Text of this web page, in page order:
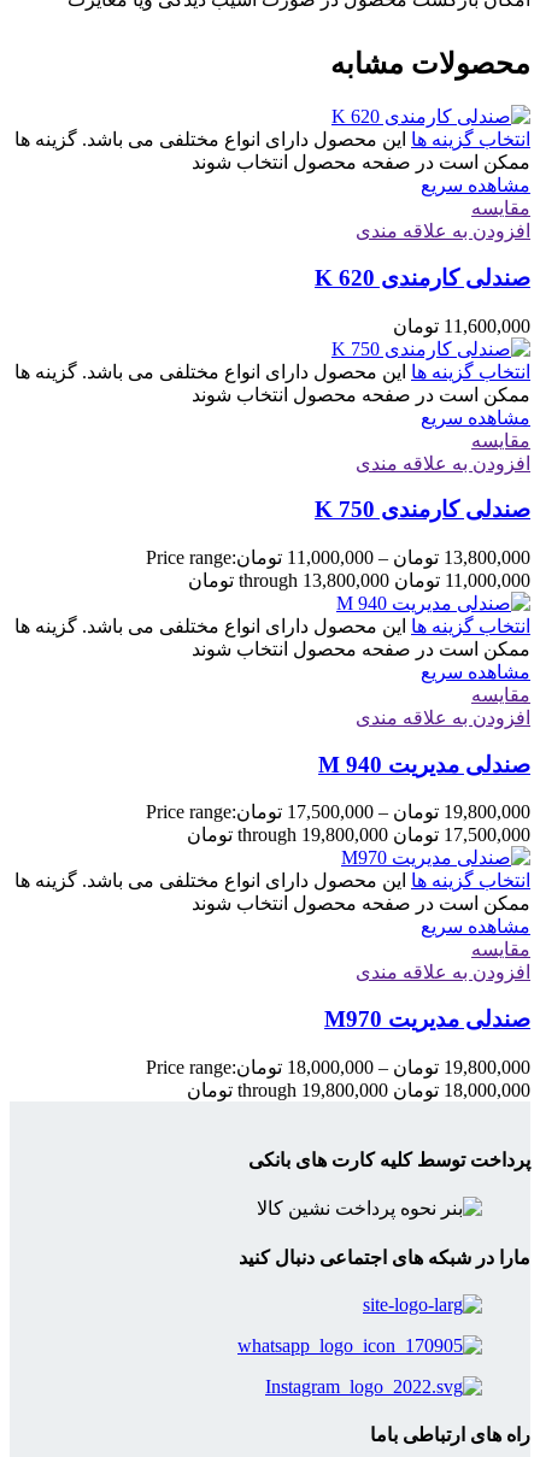
محصولات مشابه
انتخاب گزینه ها این محصول دارای انواع مختلفی می باشد. گزینه ها
ممکن است در صفحه محصول انتخاب شوند
مشاهده سریع
مقایسه
افزودن به علاقه مندی
صندلی کارمندی K 620
11,600,000 تومان
انتخاب گزینه ها این محصول دارای انواع مختلفی می باشد. گزینه ها
ممکن است در صفحه محصول انتخاب شوند
مشاهده سریع
مقایسه
افزودن به علاقه مندی
صندلی کارمندی K 750
13,800,000 تومان –
11,000,000 تومانPrice range:
11,000,000 تومان through 13,800,000 تومان
انتخاب گزینه ها این محصول دارای انواع مختلفی می باشد. گزینه ها
ممکن است در صفحه محصول انتخاب شوند
مشاهده سریع
مقایسه
افزودن به علاقه مندی
صندلی مدیریت M 940
19,800,000 تومان –
17,500,000 تومانPrice range:
17,500,000 تومان through 19,800,000 تومان
انتخاب گزینه ها این محصول دارای انواع مختلفی می باشد. گزینه ها
ممکن است در صفحه محصول انتخاب شوند
مشاهده سریع
مقایسه
افزودن به علاقه مندی
صندلی مدیریت M970
19,800,000 تومان –
18,000,000 تومانPrice range:
18,000,000 تومان through 19,800,000 تومان
پرداخت توسط کلیه کارت های بانکی
مارا در شبکه های اجتماعی دنبال کنید
راه های ارتباطی باما